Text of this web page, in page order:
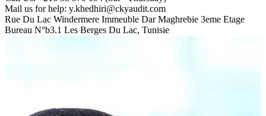
Mail us for help: y.khedhiri@ckyaudit.com
Rue Du Lac Windermere Immeuble Dar Maghrebie 3eme Etage
Bureau N°b3.1 Les Berges Du Lac, Tunisie